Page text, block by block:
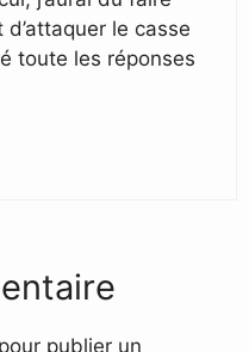
le casse
toute les réponses
pour publier un